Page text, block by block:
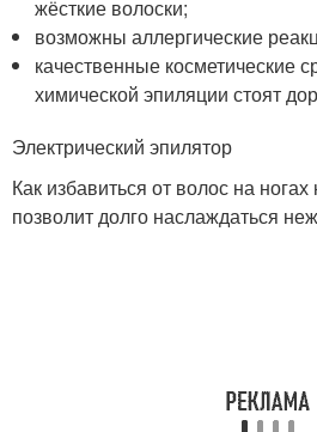
жёсткие волоски;
возможны аллергические
качественные косметические
химической эпиляции стоят
Электрический эпилятор
Как избавиться от волос на
позволит долго наслаждаться